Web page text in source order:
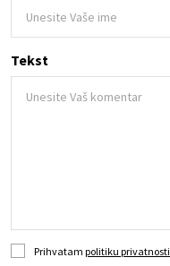
Tekst
Prihvatam politiku privatnosti